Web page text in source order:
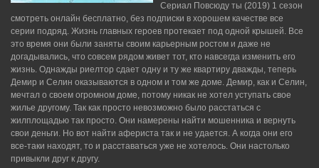
Сериал Повсюду ты (2019) 1 сезон
смотреть онлайн бесплатно, без подписки в хорошем качестве все
серии подряд. Жизнь главных героев протекает под одной крышей. Все
это время они были заняты своим карьерным ростом и даже не
догадывались, что совсем рядом живет тот, кто навсегда изменить его
жизнь. Однажды риелтор сдает одну и ту же квартиру дважды, теперь
Демир и Селин оказываются в одном и том же доме. Демир, как и Селин,
мечтал о своем огромном доме, потому никак не хотел уступать свое
жилье другому. Так как просто невозможно было расстаться с
жилплощадью так просто. Они намерены найти мошенника и вернуть
свои деньги. Но вот найти афериста так и не удается. А когда они его
все-таки находят, то и расставаться уже не хотелось. Они настолько
привыкли друг к другу.